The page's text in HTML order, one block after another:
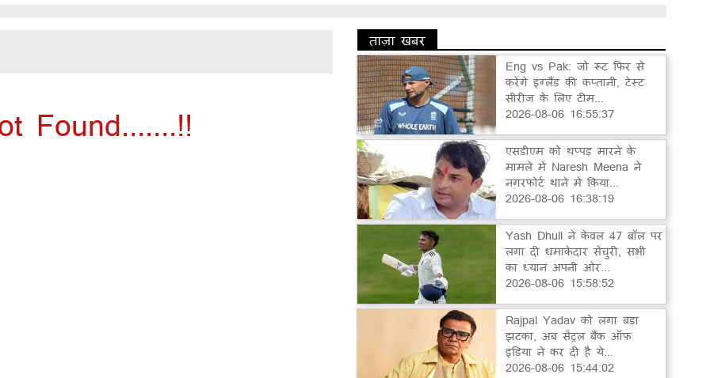
Found.......!!
ताज़ा खबर
Eng vs Pak: जो रूट फिर से
करेंगे इंग्लैंड की कप्तानी, टेस्ट
सीरीज के लिए टीम...
2026-08-06 16:55:37
एसडीएम को थप्पड़ मारने के
मामले में Naresh Meena ने
नगरफोर्ट थाने में किया...
2026-08-06 16:38:19
Yash Dhull ने केवल 47 बॉल पर
लगा दी धमाकेदार सेंचुरी, सभी
का ध्यान अपनी ओर...
2026-08-06 15:58:52
Rajpal Yadav को लगा बड़ा
झटका, अब सेंट्रल बैंक ऑफ
इंडिया ने कर दी है ये...
2026-08-06 15:44:02